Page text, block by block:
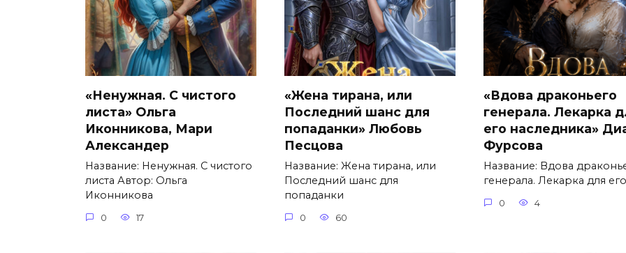
«Ненужная. С чистого
листа» Ольга
Иконникова, Мари
Александер
Название: Ненужная. С чистого
листа Автор: Ольга
Иконникова
0 17
«Жена тирана, или
Последний шанс для
попаданки» Любовь
Песцова
Название: Жена тирана, или
Последний шанс для
попаданки
0 60
«Вдова драконьего
генерала. Лекарка
его наследника»
Фурсова
Название: Вдова
генерала. Лекарка для его
0 4